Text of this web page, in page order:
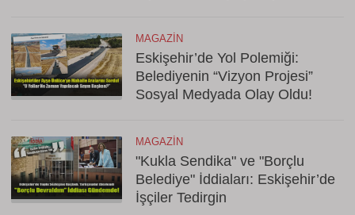
MAGAZIN
Eskişehir’de Yol Polemiği:
Belediyenin “Vizyon Projesi”
Sosyal Medyada Olay Oldu!
MAGAZIN
"Kukla Sendika" ve "Borçlu
Belediye" İddiaları: Eskişehir’de
İşçiler Tedirgin